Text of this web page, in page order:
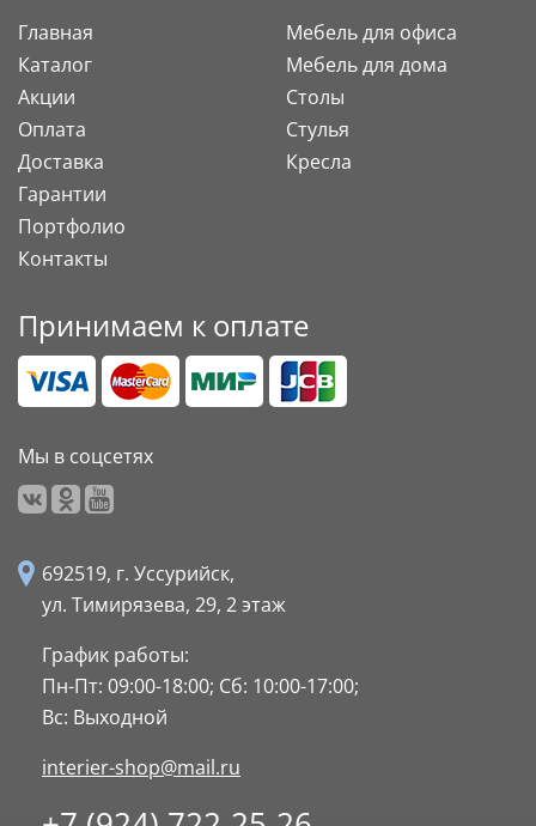
Главная
Каталог
Акции
Оплата
Доставка
Гарантии
Портфолио
Контакты
Мебель для офиса
Мебель для дома
Столы
Стулья
Кресла
Принимаем к оплате
Мы в соцсетях
692519, г. Уссурийск,
ул. Тимирязева, 29, 2 этаж
График работы:
Пн-Пт: 09:00-18:00; Сб: 10:00-17:00;
Вс: Выходной
interier-shop@mail.ru